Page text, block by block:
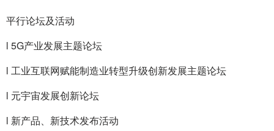
平行论坛及活动
l 5G产业发展主题论坛
l 工业互联网赋能制造业转型升级创新发展主题论坛
l 元宇宙发展创新论坛
l 新产品、新技术发布活动